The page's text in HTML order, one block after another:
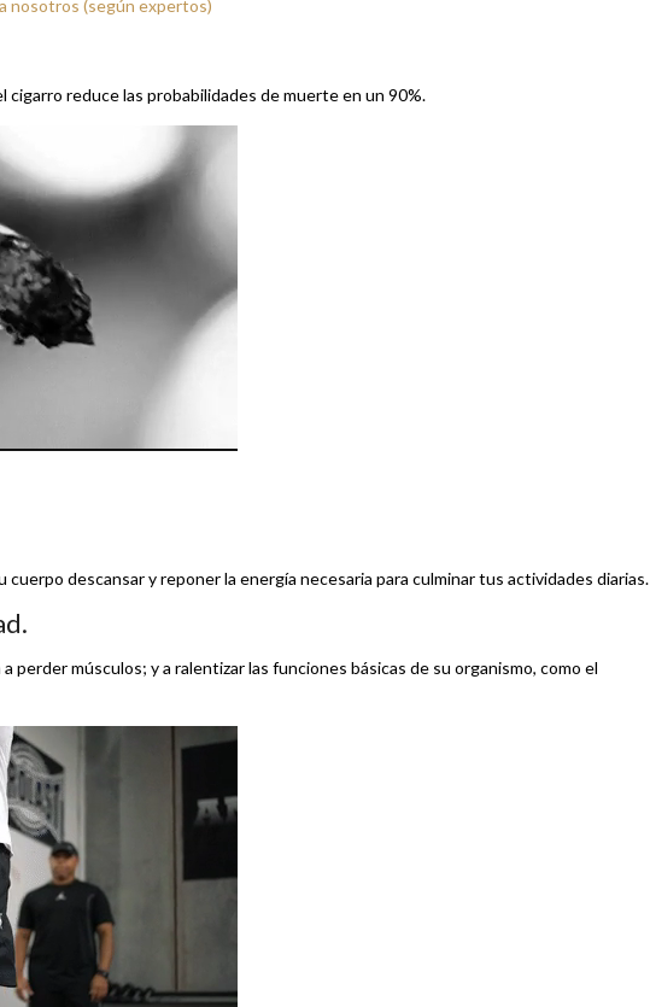
nosotros (según expertos)
reduce las probabilidades de muerte en un 90%.
descansar y reponer la energía necesaria para culminar tus actividades diarias.
perder músculos; y a ralentizar las funciones básicas de su organismo, como el